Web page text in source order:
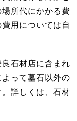
所代にかかる費
用については自
石材店に含まれ
って墓石以外の
詳しくは、石材